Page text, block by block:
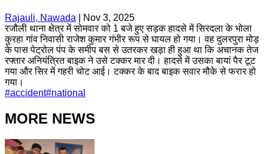
Rajauli, Nawada
Nov 3, 2025
रजौली थाना क्षेत्र में सोमवार को 1 बजे हुए सड़क हादसे में सिरदला के भोला
कुरहा गांव निवासी राजेश कुमार गंभीर रूप से घायल हो गया। वह दुलरपुरा मोड़
के पास पेट्रोल पंप के समीप बस से उतरकर खड़ा ही हुआ था कि अचानक तेज
रफ्तार अनियंत्रित बाइक ने उसे टक्कर मार दी। हादसे में उसका बायां पैर टूट
गया और सिर में गहरी चोट आई। टक्कर के बाद बाइक सवार मौके से फरार हो
गया।
#accident#national
MORE NEWS